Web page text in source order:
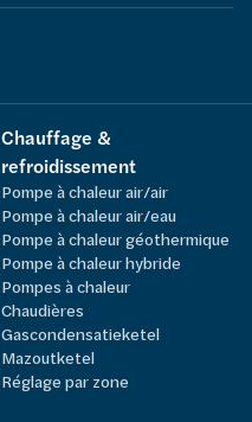
Chauffage &
refroidissement
Pompe à chaleur air/air
Pompe à chaleur air/eau
Pompe à chaleur géothermique
Pompe à chaleur hybride
Pompes à chaleur
Chaudières
Gascondensatieketel
Mazoutketel
Réglage par zone